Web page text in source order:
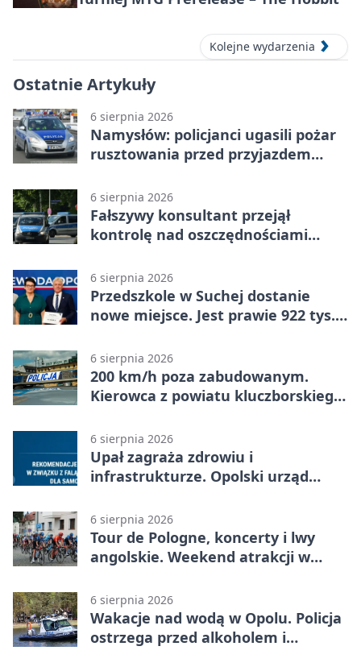
Kolejne wydarzenia
Ostatnie Artykuły
6 sierpnia 2026
Namysłów: policjanci ugasili pożar
rusztowania przed przyjazdem
6 sierpnia 2026
Fałszywy konsultant przejął
kontrolę nad oszczędnościami
6 sierpnia 2026
Przedszkole w Suchej dostanie
nowe miejsce. Jest prawie 922 tys.
6 sierpnia 2026
200 km/h poza zabudowanym.
Kierowca z powiatu kluczborskiego
6 sierpnia 2026
Upał zagraża zdrowiu i
infrastrukturze. Opolski urząd
6 sierpnia 2026
Tour de Pologne, koncerty i lwy
angolskie. Weekend atrakcji w
6 sierpnia 2026
Wakacje nad wodą w Opolu. Policja
ostrzega przed alkoholem i